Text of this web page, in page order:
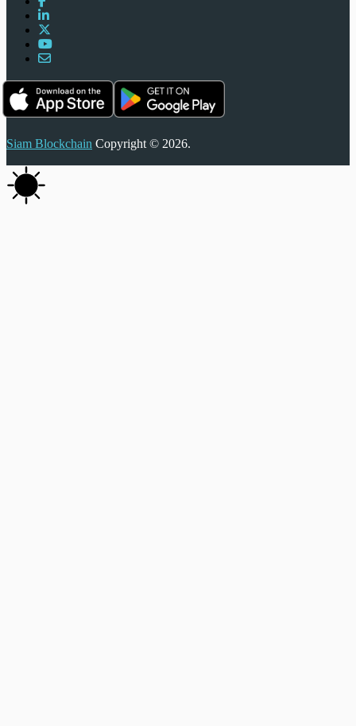
Siam Blockchain Copyright © 2026.